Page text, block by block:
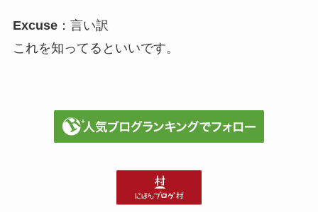
Excuse：言い訳
これを知ってるといいです。